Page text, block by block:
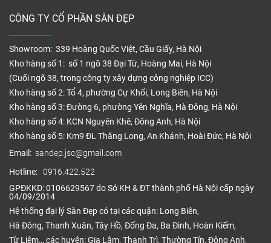
CÔNG TY CỔ PHẦN SÀN ĐẸP
Showroom: 339 Hoàng Quốc Việt, Cầu Giấy, Hà Nội
Kho hàng số 1: số 1 ngõ 38 Đại Từ, Hoàng Mai, Hà Nội
(Cuối ngõ 38, trong công ty xây dựng công nghiệp ICC)
Kho hàng số 2: Tổ 4, phường Cự Khối, Long Biên, Hà Nội
Kho hàng số 3: Đường 6, phường Yên Nghĩa, Hà Đông, Hà Nội
Kho hàng số 4: KCN Nguyên Khê, Đông Anh, Hà Nội
Kho hàng số 5: Km9 ĐL Thăng Long, An Khánh, Hoài Đức, Hà Nội
Email: sandep.jsc@gmail.com
Hotline: 0916.422.522
GPĐKKD: 0106629567 do Sở KH & ĐT thành phố Hà Nội cấp ngày
04/09/2014
Hệ thống đại lý Sàn Đẹp có tại các quận: Long Biên,
Hà Đông, Thanh Xuân, Tây Hồ, Đống Đa, Ba Đình, Hoàn Kiếm,
Từ Liêm… các huyện: Gia Lâm, Thanh Trì, Thường Tín, Đông Anh,